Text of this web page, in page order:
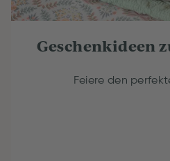
Geschenkideen
Feiere den